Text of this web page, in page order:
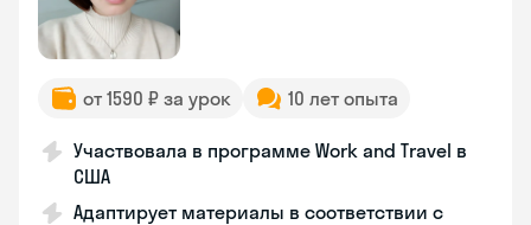
от 1590 ₽ за урок 10 лет опыта
Участвовала в программе Work and Travel в
США
Адаптирует материалы в соответствии с